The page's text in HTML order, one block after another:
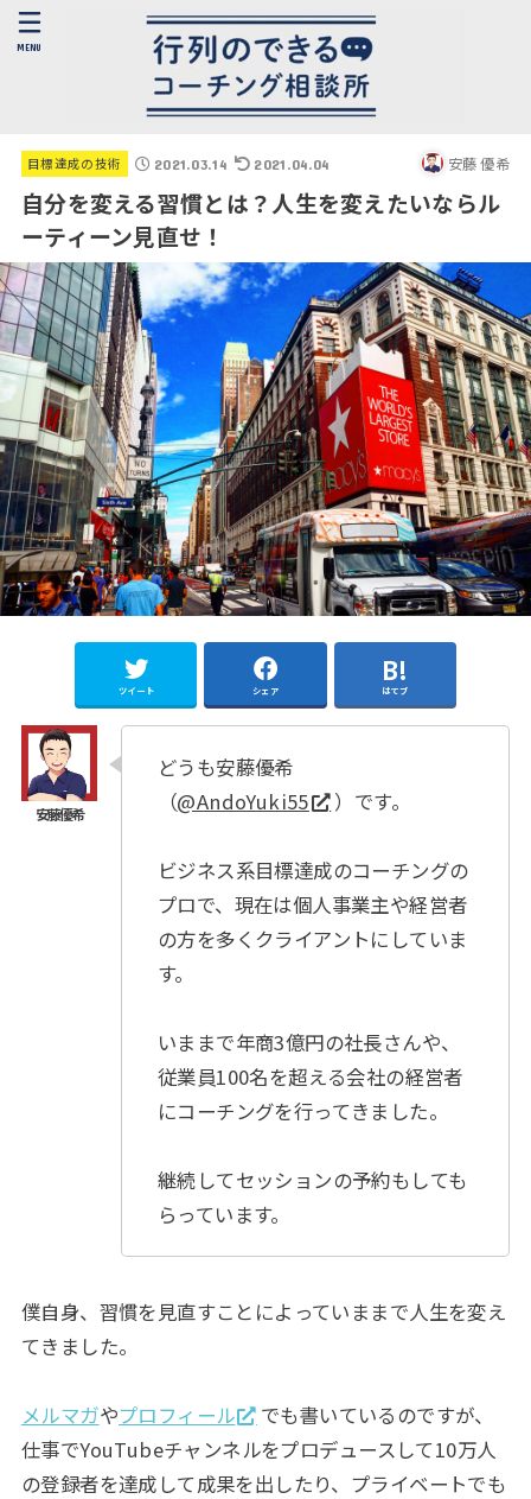
MENU
目標達成の技術 2021.03.14 2021.04.04 安藤 優希
自分を変える習慣とは？人生を変えたいならル
ーティーン見直せ！
ツイート シェア はてブ
どうも安藤優希
（@AndoYuki55 ）です。
ビジネス系目標達成のコーチングの
プロで、現在は個人事業主や経営者
の方を多くクライアントにしていま
す。
いままで年商3億円の社長さんや、
従業員100名を超える会社の経営者
にコーチングを行ってきました。
継続してセッションの予約もしても
らっています。
僕自身、習慣を見直すことによっていままで人生を変え
てきました。
メルマガやプロフィール
でも書いているのですが、
仕事でYouTubeチャンネルをプロデュースして10万人
の登録者を達成して成果を出したり、プライベートでも